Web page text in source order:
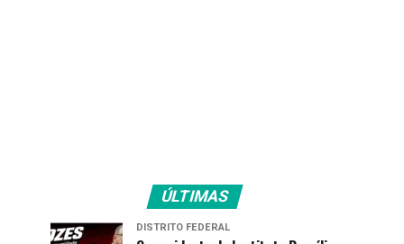
ÚLTIMAS
DISTRITO FEDERAL